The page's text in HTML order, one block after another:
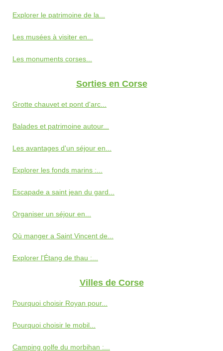
Explorer le patrimoine de la...
Les musées à visiter en...
Les monuments corses...
Sorties en Corse
Grotte chauvet et pont d'arc...
Balades et patrimoine autour...
Les avantages d'un séjour en...
Explorer les fonds marins :...
Escapade a saint jean du gard...
Organiser un séjour en...
Où manger a Saint Vincent de...
Explorer l'Étang de thau :...
Villes de Corse
Pourquoi choisir Royan pour...
Pourquoi choisir le mobil...
Camping golfe du morbihan :...